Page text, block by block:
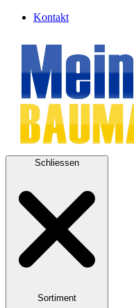
Kontakt
Schliessen
Sortiment